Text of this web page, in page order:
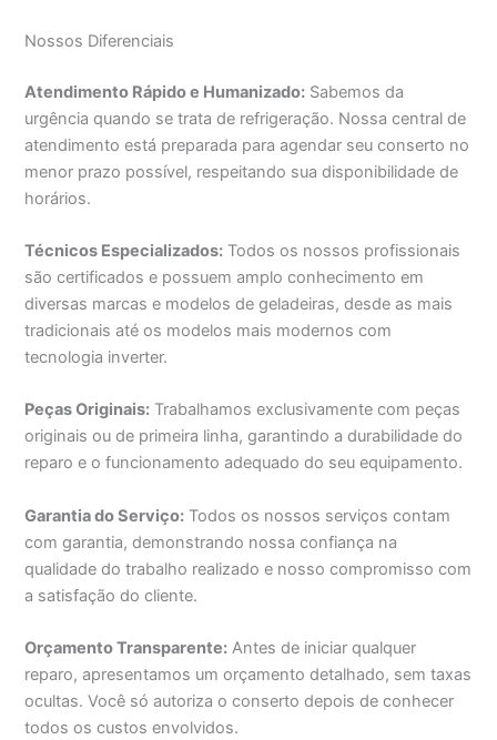
Nossos Diferenciais
Atendimento Rápido e Humanizado: Sabemos da
urgência quando se trata de refrigeração. Nossa central de
atendimento está preparada para agendar seu conserto no
menor prazo possível, respeitando sua disponibilidade de
horários.
Técnicos Especializados: Todos os nossos profissionais
são certificados e possuem amplo conhecimento em
diversas marcas e modelos de geladeiras, desde as mais
tradicionais até os modelos mais modernos com
tecnologia inverter.
Peças Originais: Trabalhamos exclusivamente com peças
originais ou de primeira linha, garantindo a durabilidade do
reparo e o funcionamento adequado do seu equipamento.
Garantia do Serviço: Todos os nossos serviços contam
com garantia, demonstrando nossa confiança na
qualidade do trabalho realizado e nosso compromisso com
a satisfação do cliente.
Orçamento Transparente: Antes de iniciar qualquer
reparo, apresentamos um orçamento detalhado, sem taxas
ocultas. Você só autoriza o conserto depois de conhecer
todos os custos envolvidos.